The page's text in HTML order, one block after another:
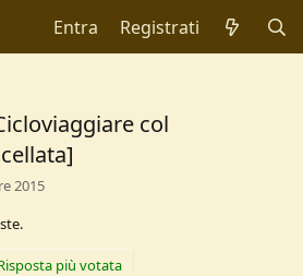
Entra Registrati
col
2015
più votata